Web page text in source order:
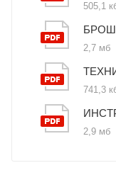
505,1
2,7 мб
741,3
2,9 мб